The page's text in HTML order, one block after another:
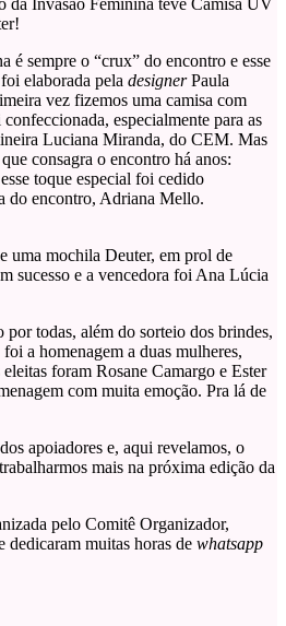
da Invasão Feminina teve Camisa UV
é sempre o “crux” do encontro e esse
elaborada pela designerPaula
vez fizemos uma camisa com
especialmente para as
Luciana Miranda, do CEM. Mas
consagra o encontro há anos:
toque especial foi cedido
do encontro, Adriana Mello.
uma mochila Deuter, em prol de
sucesso e a vencedora foi Ana Lúcia
por todas, além do sorteio dos brindes,
a homenagem a duas mulheres,
foram Rosane Camargo e Ester
com muita emoção. Pra lá de
apoiadores e, aqui revelamos, o
mais na próxima edição da
pelo Comitê Organizador,
muitas horas de whatsapp